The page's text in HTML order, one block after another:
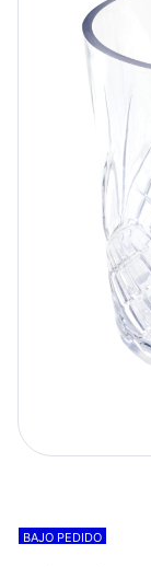
BAJO PEDIDO